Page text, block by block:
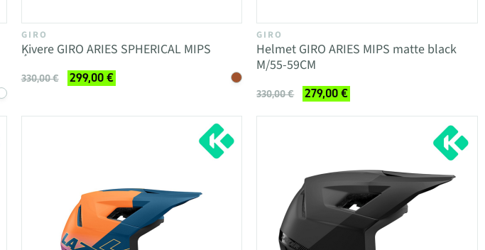
GIRO
Ķivere GIRO ARIES SPHERICAL MIPS
330,00 € 299,00 €
GIRO
Helmet GIRO ARIES MIPS matte black
M/55-59CM
330,00 € 279,00 €